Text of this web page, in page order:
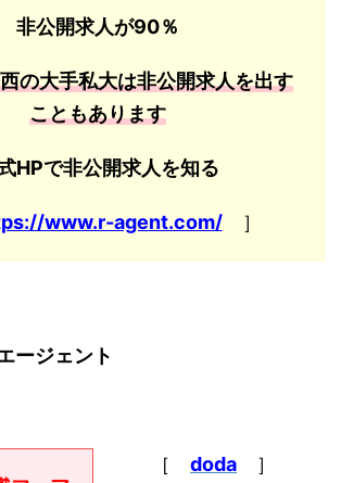
非公開求人が90％
の大手私大は非公開求人を出す
こともあります
HPで非公開求人を知る
www.r-agent.com/］
ージェント
［doda ］